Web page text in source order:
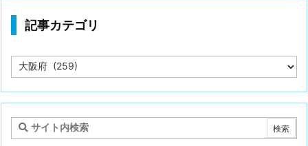
記事カテゴリ
記
事
テ
リ